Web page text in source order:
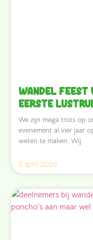
Wandel Feest
eerste
We zijn mega trots op
evenement al vier jaar
weten te maken. Wij
2 april 2026